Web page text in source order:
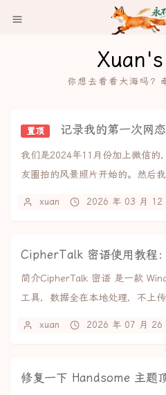
你想去看看大海吗？
置顶 记录我的第一次网
我们是2024年11月份加上微信的
友圈拍的风景照片开始的。然后
xuan 2026 年 03 月 12
简介CipherTalk 密语 是一款
工具，数据全在本地处理，不上
xuan 2026 年 07 月 26